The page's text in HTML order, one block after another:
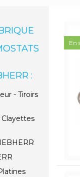
:
- Tiroirs
En